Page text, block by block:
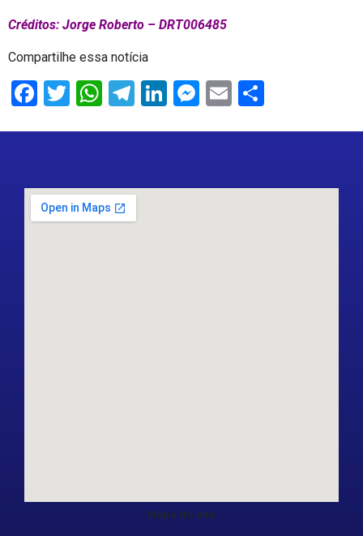
Créditos: Jorge Roberto – DRT006485
Compartilhe essa notícia
Facebook
Twitter
WhatsApp
Telegram
LinkedIn
Messenger
Email
Mapa do site